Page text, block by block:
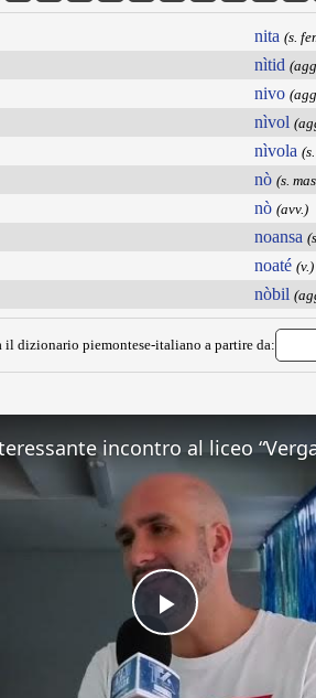
nita (s.
nìtid
nivo
nìvol
nìvola
nò (s.
nò (avv.)
noansa
noaté (v.)
nòbil
il dizionario piemontese-italiano a partire da:
Play